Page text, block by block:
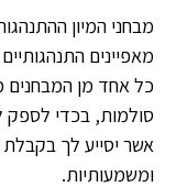
מבחני המיון
מאפיינים
כל אחד מן
סולמות, בכדי לספק
אשר יסייע לך בקבלת
ומשמעותיות.